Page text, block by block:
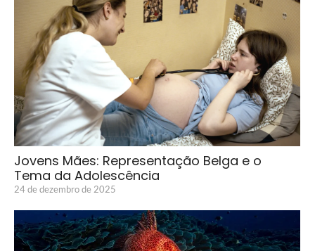
Jovens Mães: Representação Belga e o
Tema da Adolescência
24 de dezembro de 2025